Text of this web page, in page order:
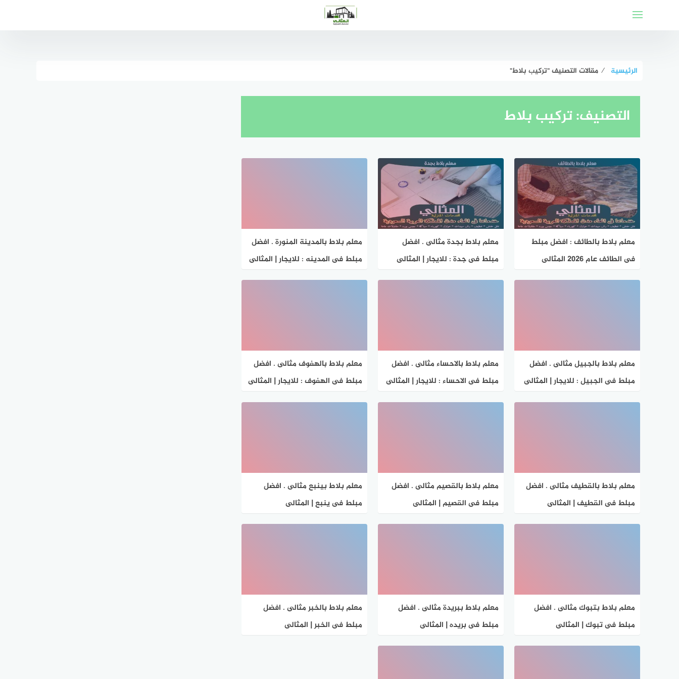
الرئيسية ⁄ مقالات التصنيف "تركيب بلاط"
التصنيف:تركيب بلاط
معلم بلاط بالطائف : افضل مبلط
فى الطائف عام 2026 المثالى
معلم بلاط بجدة مثالى . افضل
مبلط فى جدة : للايجار | المثالى
معلم بلاط بالمدينة المنورة . افضل
مبلط فى المدينه : للايجار | المثالى
معلم بلاط بالجبيل مثالى . افضل
مبلط فى الجبيل : للايجار | المثالى
معلم بلاط بالاحساء مثالى . افضل
مبلط فى الاحساء : للايجار | المثالى
معلم بلاط بالهفوف مثالى . افضل
مبلط فى الهفوف : للايجار | المثالى
معلم بلاط بالقطيف مثالى . افضل
مبلط فى القطيف | المثالى
معلم بلاط بالقصيم مثالى . افضل
مبلط فى القصيم | المثالى
معلم بلاط بينبع مثالى . افضل
مبلط فى ينبع | المثالى
معلم بلاط بتبوك مثالى . افضل
مبلط فى تبوك | المثالى
معلم بلاط ببريدة مثالى . افضل
مبلط فى بريده | المثالى
معلم بلاط بالخبر مثالى . افضل
مبلط فى الخبر | المثالى